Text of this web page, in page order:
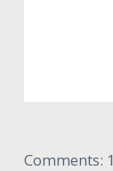
Comments: 1